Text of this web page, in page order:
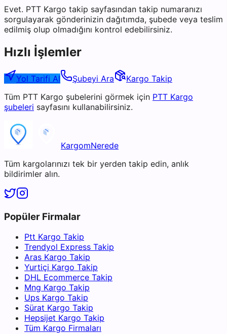
Evet. PTT Kargo takip sayfasından takip numaranızı
sorgulayarak gönderinizin dağıtımda, şubede veya teslim
edilmiş olup olmadığını kontrol edebilirsiniz.
Hızlı İşlemler
Yol Tarifi Al Şubeyi Ara
Kargo Takip
Tüm PTT Kargo şubelerini görmek için PTT Kargo
şubeleri sayfasını kullanabilirsiniz.
KargomNerede
Tüm kargolarınızı tek bir yerden takip edin, anlık
bildirimler alın.
Popüler Firmalar
Ptt Kargo Takip
Trendyol Express Takip
Aras Kargo Takip
Yurtiçi Kargo Takip
DHL Ecommerce Takip
Mng Kargo Takip
Ups Kargo Takip
Sürat Kargo Takip
Hepsijet Kargo Takip
Tüm Kargo Firmaları